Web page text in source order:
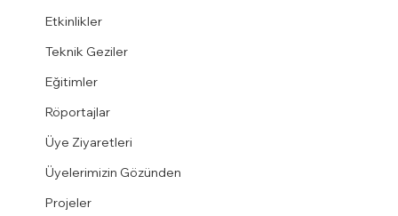
Etkinlikler
Teknik Geziler
Eğitimler
Röportajlar
Üye Ziyaretleri
Üyelerimizin Gözünden
Projeler